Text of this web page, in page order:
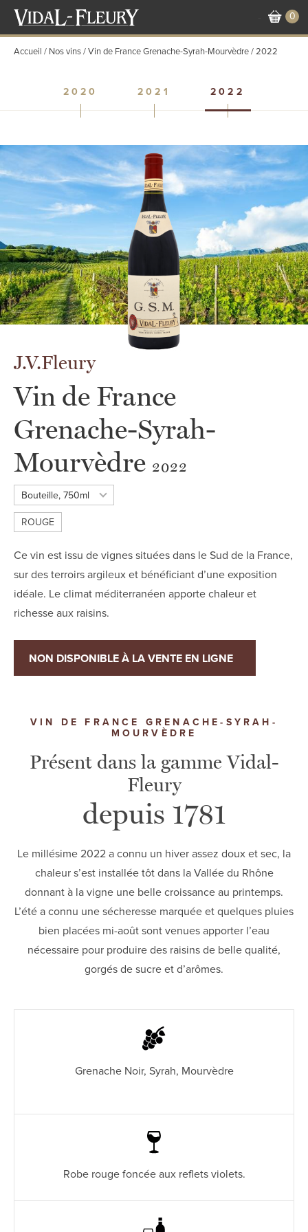
Aller
contenu
0
Accueil Nos vins Vin de France Grenache-Syrah-Mourvèdre 2022
2020 2021 2022
J.V.Fleury
Vin de France
Grenache-Syrah-
Mourvèdre 2022
Centilisation
Bouteille, 750ml
ROUGE
Ce vin est issu de vignes situées dans le Sud de la France,
sur des terroirs argileux et bénéficiant d’une exposition
idéale. Le climat méditerranéen apporte chaleur et
richesse aux raisins.
NON DISPONIBLE À LA VENTE EN LIGNE
VIN DE FRANCE GRENACHE-SYRAH-
MOURVÈDRE
Présent dans la gamme Vidal-
Fleury
depuis 1781
Le millésime 2022 a connu un hiver assez doux et sec, la
chaleur s’est installée tôt dans la Vallée du Rhône
donnant à la vigne une belle croissance au printemps.
L’été a connu une sécheresse marquée et quelques pluies
bien placées mi-août sont venues apporter l’eau
nécessaire pour produire des raisins de belle qualité,
gorgés de sucre et d’arômes.
Grenache Noir, Syrah, Mourvèdre
Robe rouge foncée aux reflets violets.